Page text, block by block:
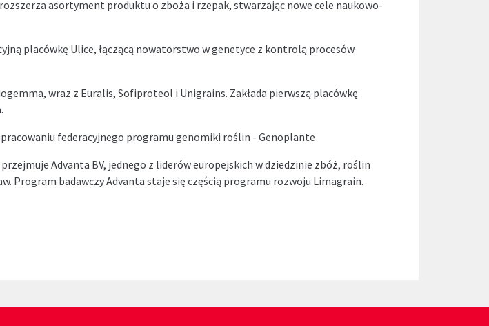
asortyment produktu o zboża i rzepak, stwarzając nowe cele naukowo-
placówkę Ulice, łączącą nowatorstwo w genetyce z kontrolą procesów
wraz z Euralis, Sofiproteol i Unigrains. Zakłada pierwszą placówkę
federacyjnego programu genomiki roślin - Genoplante
Advanta BV, jednego z liderów europejskich w dziedzinie zbóż, roślin
Program badawczy Advanta staje się częścią programu rozwoju Limagrain.